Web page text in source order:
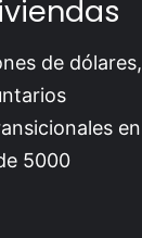
de dólares,
en
5000